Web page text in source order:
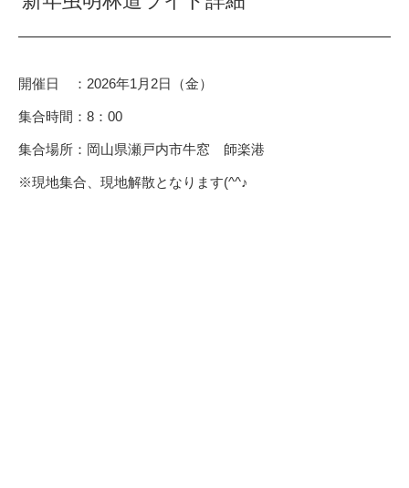
開催日 ：2026年1月2日（金）
集合時間：8：00
集合場所：岡山県瀬戸内市牛窓 師楽港
※現地集合、現地解散となります(^^♪